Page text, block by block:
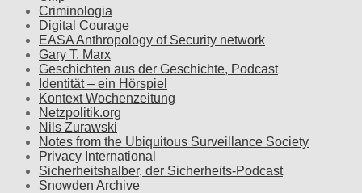
Criminologia
Digital Courage
EASA Anthropology of Security network
Gary T. Marx
Geschichten aus der Geschichte, Podcast
Identität – ein Hörspiel
Kontext Wochenzeitung
Netzpolitik.org
Nils Zurawski
Notes from the Ubiquitous Surveillance Society
Privacy International
Sicherheitshalber, der Sicherheits-Podcast
Snowden Archive